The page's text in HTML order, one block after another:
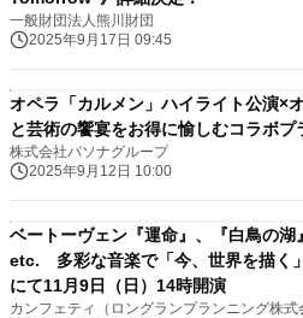
一般財団法人熊川財団
2025年9月17日 09:45
オペラ「カルメン」ハイライト公演×
と芸術の饗宴をお得に愉しむコラボ
株式会社パソナグループ
2025年9月12日 10:00
ベートーヴェン『運命』、『白鳥の
etc. 多彩な音楽で「今、世界を描く
にて11月9日（日）14時開演
カンフェティ（ロングランプランニング株式